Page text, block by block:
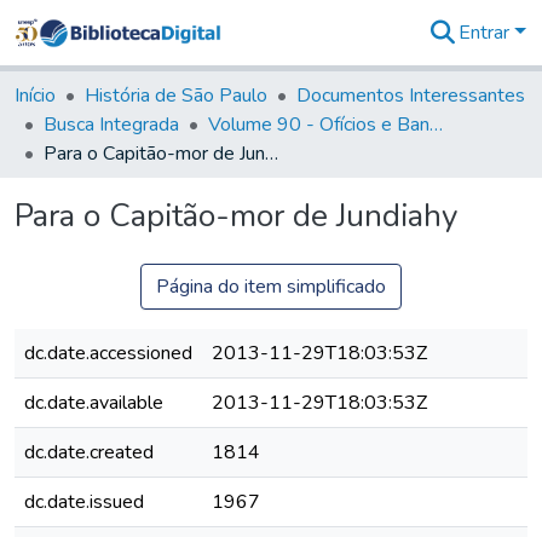
&
Coleções
Tudo na
Biblioteca
Estatísticas
Entrar
Início História de São Paulo
Documentos Interessantes
Busca Integrada
Volume 90 - Ofícios e Bandos do Capitão General, Conde de Palma, aos funcionários da Capitania (1814- 1817)
Para o Capitão-mor de Jundiahy
Para o Capitão-mor de Jundiahy
Página do item simplificado
dc.date.accessioned
2013-11-29T18:03:53Z
dc.date.available
2013-11-29T18:03:53Z
dc.date.created
1814
dc.date.issued
1967